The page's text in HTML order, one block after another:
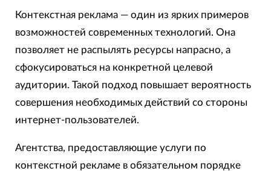
Контекстная реклама — один из ярких примеров
возможностей современных технологий. Она
позволяет не распылять ресурсы напрасно, а
сфокусироваться на конкретной целевой
аудитории. Такой подход повышает вероятность
совершения необходимых действий со стороны
интернет-пользователей.
Агентства, предоставляющие услуги по
контекстной рекламе в обязательном порядке